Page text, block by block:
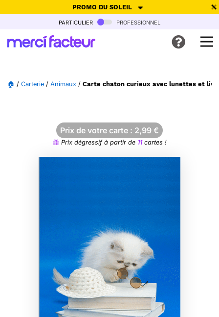
PROMO DU SOLEIL
-30% de réduction avec le code SUMMER26pour envoyer des
Ne plus afficher
particulier professionnel
🏠 / Carterie / Animaux / Carte chaton curieux avec lunettes et
Prix de votre carte : 2,99 €
Prix dégressif à partir de 11cartes !